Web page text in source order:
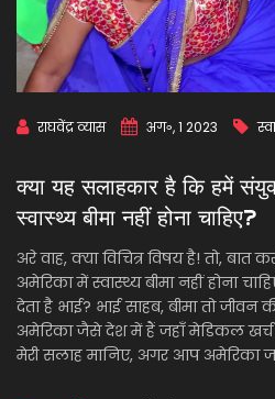
राघवेंद्र व्यास अग॰, 1 2023
क्या यह सलाहकार है कि हमें
स्वास्थ्य बीमा नहीं होना चाहिए?
अरे वाह, क्या विचित्र विषय है! तो, बात
अमेरिका में स्वास्थ्य बीमा नहीं होना
देता है भाई? भाई साहब, बीमा तो जीवन
अमेरिका जैसे देश में हैं जहाँ मेडिकल
मेरी सलाह मानिए, अगर आप अमेरिका